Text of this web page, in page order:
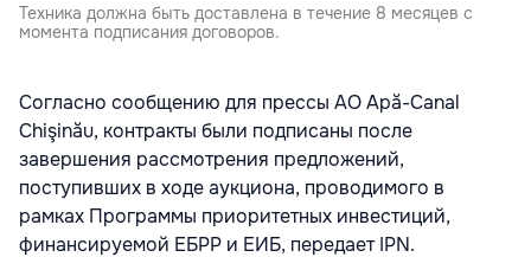
Техника должна быть доставлена в течение 8 месяцев с
момента подписания договоров.
Согласно сообщению для прессы АО Apă-Canal
Chişinău, контракты были подписаны после
завершения рассмотрения предложений,
поступивших в ходе аукциона, проводимого в
рамках Программы приоритетных инвестиций,
финансируемой ЕБРР и ЕИБ, передает IPN.